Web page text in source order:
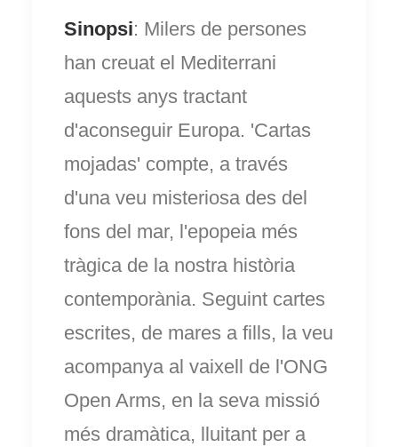
Sinopsi: Milers de persones
han creuat el Mediterrani
aquests anys tractant
d'aconseguir Europa. 'Cartas
mojadas' compte, a través
d'una veu misteriosa des del
fons del mar, l'epopeia més
tràgica de la nostra història
contemporània. Seguint cartes
escrites, de mares a fills, la veu
acompanya al vaixell de l'ONG
Open Arms, en la seva missió
més dramàtica, lluitant per a